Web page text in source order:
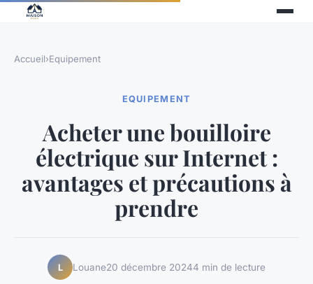
Accueil›Equipement
EQUIPEMENT
Acheter une bouilloire
électrique sur Internet :
avantages et précautions à
prendre
L Louane20 décembre 20244 min de lecture